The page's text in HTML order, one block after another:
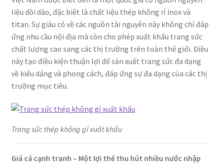
liệu dồi dào, đặc biệt là chất liệu thép không rỉ inox và
titan. Sự giàu có về các nguồn tài nguyên này không chỉ đáp
ứng nhu cầu nội địa mà còn cho phép xuất khẩu trang sức
chất lượng cao sang các thị trường trên toàn thế giới. Điều
này tạo điều kiện thuận lợi để sản xuất trang sức đa dạng
về kiểu dáng và phong cách, đáp ứng sự đa dạng của các thị
trường mục tiêu.
Trang sức thép không gỉ xuất khẩu
Giá cả cạnh tranh – Một lợi thế thu hút nhiều nước nhập